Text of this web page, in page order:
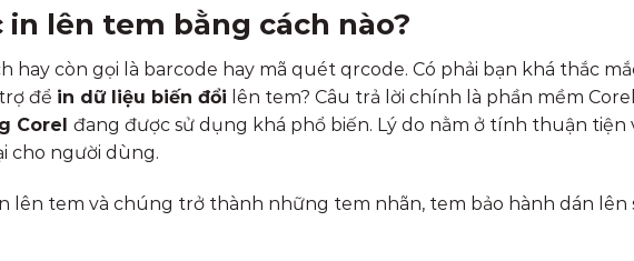
lên tem bằng cách nào?
hay còn gọi là barcode hay mã quét qrcode. Có phải bạn khá thắc
để in dữ liệu biến đổi lên tem? Câu trả lời chính là phần mềm Corel
Corel đang được sử dụng khá phổ biến. Lý do nằm ở tính thuận tiện
cho người dùng.
lên tem và chúng trở thành những tem nhãn, tem bảo hành dán lên